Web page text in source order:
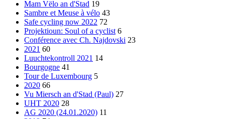
Mam Vëlo an d'Stad 19
Sambre et Meuse à vélo 43
Safe cycling now 2022 72
Projektioun: Soul of a cyclist 6
Conférence avec Ch. Najdovski 23
2021 60
Luuchtekontroll 2021 14
Bourgogne 41
Tour de Luxembourg 5
2020 66
Vu Miersch an d'Stad (Paul) 27
UHT 2020 28
AG 2020 (24.01.2020) 11